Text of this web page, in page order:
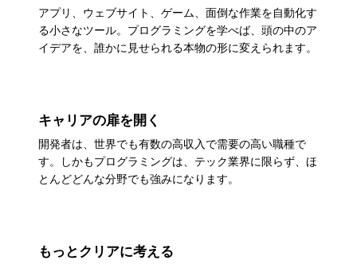
アプリ、ウェブサイト、ゲーム、面倒な作業を自動化す
る小さなツール。プログラミングを学べば、頭の中のア
イデアを、誰かに見せられる本物の形に変えられます。
キャリアの扉を開く
開発者は、世界でも有数の高収入で需要の高い職種で
す。しかもプログラミングは、テック業界に限らず、ほ
とんどどんな分野でも強みになります。
もっとクリアに考える